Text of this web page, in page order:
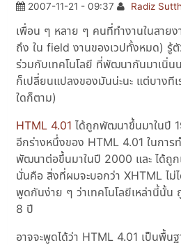
2007-11-21 - 09:37 Radiz
เพื่อน ๆ หลาย ๆ คนที่ทำงานในสาย
ถึง ใน field งานของเวปทั้งหมด) รู้ตั
ร่วมกับเทคโนโลยี ที่พัฒนากันมาเนิ่น
ก็เปลี่ยนแปลงของมันน่ะนะ แต่บางทีเ
ใดก็ตาม)
HTML 4.01 ได้ถูกพัฒนาขึ้นมาในปี
อีกร่างหนึ่งของ HTML 4.01 ในกา
พัฒนาต่อขึ้นมาในปี 2000 และ ได้ถู
นั่นคือ สิ่งที่ผมจะบอกว่า XHTML ไม่ไ
พูดกันง่าย ๆ ว่าเทคโนโลยีเหล่านี้นั้น
8 ปี
อาจจะพูดได้ว่า HTML 4.01 เป็นพื้